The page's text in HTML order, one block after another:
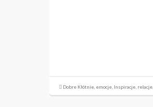
Dobre Kłótnie emocje Inspiracje relacje